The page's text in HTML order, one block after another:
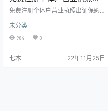
证保姆级教程(需18周)
免费注册个体户营业执照出证保姆
未分类
984 0
七木 22年11月25日